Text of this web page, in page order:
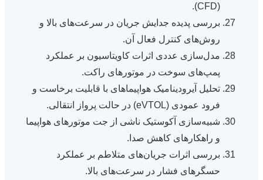
(CFD).
بررسی پدیده جدایش جریان در سرعت‌های بالا و
روش‌های کنترل فعال آن.
مدل‌سازی عددی اثرات کاویتاسیون بر عملکرد
پمپ‌های سوخت در موتورهای راکت.
تحلیل آیرودینامیک هواپیماهای با قابلیت برخاست و
فرود عمودی (eVTOL) در حالت پرواز انتقالی.
شبیه‌سازی آکوستیک ناشی از جت موتورهای هواپیما
و راهکارهای کاهش صدا.
بررسی اثرات جریان‌های متلاطم بر عملکرد
حسگرهای فشار در سرعت‌های بالا.